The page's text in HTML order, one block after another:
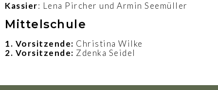
Kassier: Lena Pircher und Armin Seemüller
Mittelschule
1. Vorsitzende: Christina Wilke
2. Vorsitzende: Zdenka Seidel